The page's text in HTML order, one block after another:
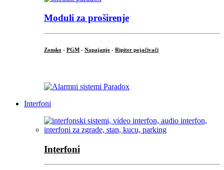
Moduli za proširenje
Zonsko - PGM - Napajanje - Ripiter pojačivači
Interfoni
Interfoni